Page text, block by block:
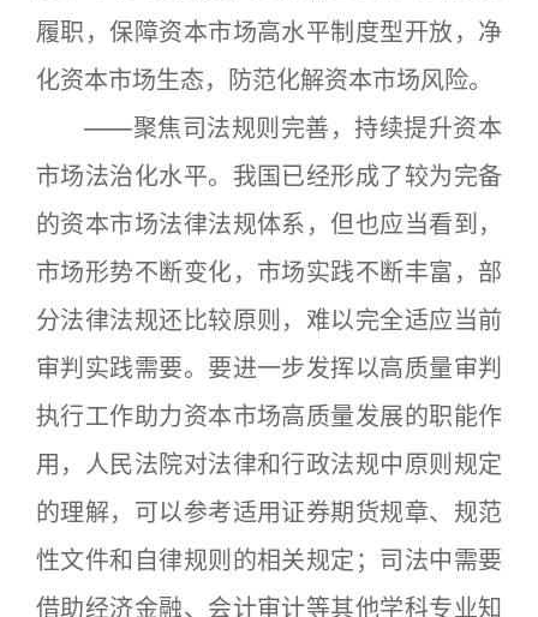
履职，保障资本市场高水平制度型开放，净
化资本市场生态，防范化解资本市场风险。
——聚焦司法规则完善，持续提升资本
市场法治化水平。我国已经形成了较为完备
的资本市场法律法规体系，但也应当看到，
市场形势不断变化，市场实践不断丰富，部
分法律法规还比较原则，难以完全适应当前
审判实践需要。要进一步发挥以高质量审判
执行工作助力资本市场高质量发展的职能作
用，人民法院对法律和行政法规中原则规定
的理解，可以参考适用证券期货规章、规范
性文件和自律规则的相关规定；司法中需要
借助经济金融、会计审计等其他学科专业知